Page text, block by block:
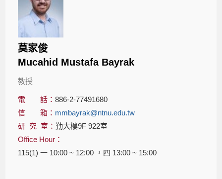
莫家俊
Mucahid Mustafa Bayrak
教授
電 話：886-2-77491680
信 箱： mmbayrak@ntnu.edu.tw
研 究 室：勤大樓9F 922室
Office Hour：
115(1) 一 10:00 ~ 12:00 ，四 13:00 ~ 15:00